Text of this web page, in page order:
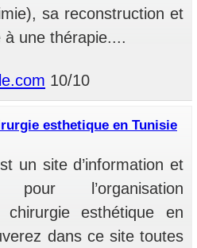
sa reconstruction et
une thérapie....
10/10
esthetique en Tunisie
un site d’information et
l’organisation
chirurgie esthétique en
dans ce site toutes